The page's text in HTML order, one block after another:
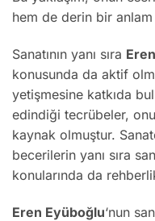
hem de derin bir anlam
Sanatının yanı sıra
konusunda da aktif
yetişmesine katkıda
edindiği tecrübeler,
kaynak olmuştur.
becerilerin yanı sıra
konularında da
Eren Eyüboğlu‘nun